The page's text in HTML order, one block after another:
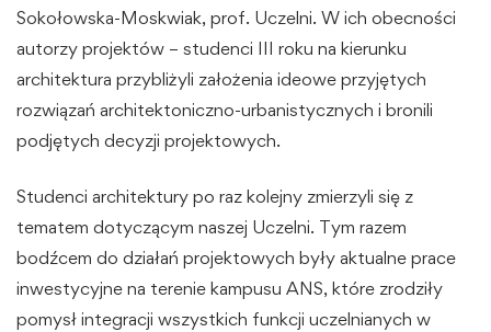
Sokołowska-Moskwiak, prof. Uczelni. W ich obecności
autorzy projektów – studenci III roku na kierunku
architektura przybliżyli założenia ideowe przyjętych
rozwiązań architektoniczno-urbanistycznych i bronili
podjętych decyzji projektowych.
Studenci architektury po raz kolejny zmierzyli się z
tematem dotyczącym naszej Uczelni. Tym razem
bodźcem do działań projektowych były aktualne prace
inwestycyjne na terenie kampusu ANS, które zrodziły
pomysł integracji wszystkich funkcji uczelnianych w